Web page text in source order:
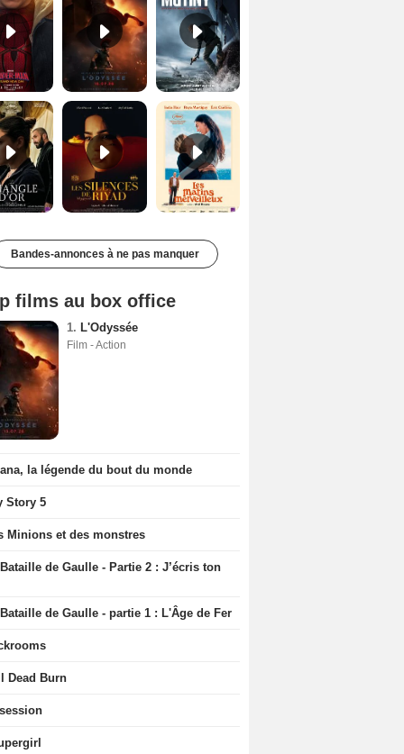
Les Silences de Riyad Bande-annonce VO STFR Les Matins merveilleux Bande-annonce VF
Bandes-annonces à ne pas manquer
films au box office
1. L'Odyssée
Film - Action
la légende du bout du monde
Story 5
Minions et des monstres
de Gaulle - Partie 2 : J’écris ton
de Gaulle - partie 1 : L'Âge de Fer
Dead Burn